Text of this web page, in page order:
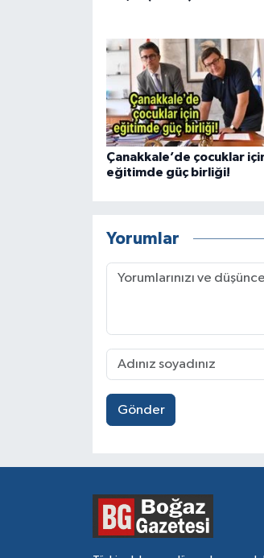
Çanakkale’de çocuklar
eğitimde güç birliği!
Yorumlar
Gönder